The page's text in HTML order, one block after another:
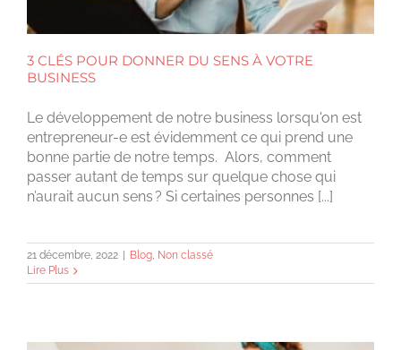
3 CLÉS POUR DONNER DU SENS À VOTRE
BUSINESS
Le développement de notre business lorsqu'on est
entrepreneur-e est évidemment ce qui prend une
bonne partie de notre temps. Alors, comment
passer autant de temps sur quelque chose qui
n’aurait aucun sens ? Si certaines personnes [...]
21 décembre, 2022 Blog, Non classé
Lire Plus